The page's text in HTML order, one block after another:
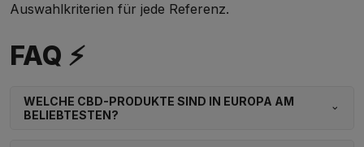
Auswahlkriterien für jede Referenz.
FAQ ⚡
WELCHE CBD-PRODUKTE SIND IN EUROPA AM
BELIEBTESTEN?